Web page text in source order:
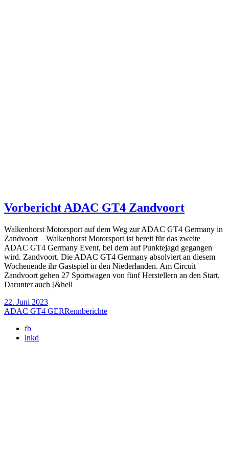
Vorbericht ADAC GT4 Zandvoort
Walkenhorst Motorsport auf dem Weg zur ADAC GT4 Germany in
Zandvoort Walkenhorst Motorsport ist bereit für das zweite
ADAC GT4 Germany Event, bei dem auf Punktejagd gegangen
wird. Zandvoort. Die ADAC GT4 Germany absolviert an diesem
Wochenende ihr Gastspiel in den Niederlanden. Am Circuit
Zandvoort gehen 27 Sportwagen von fünf Herstellern an den Start.
Darunter auch [&hell
22. Juni 2023
ADAC GT4 GERRennberichte
fb
lnkd